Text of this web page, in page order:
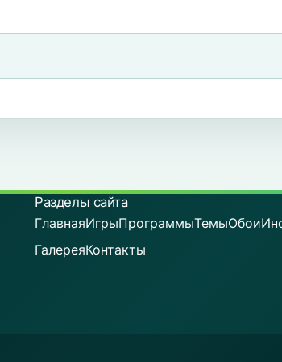
Разделы сайта
ГлавнаяИгрыПрограммыТемыОбои
ГалереяКонтакты